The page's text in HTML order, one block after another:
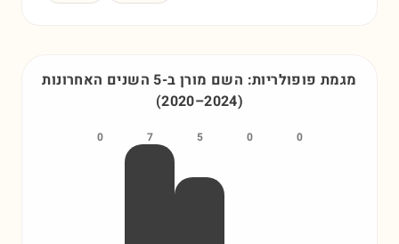
מגמת פופולריות: השם מורן ב-5 השנים האחרונות
(2020–2024)
0
0
5
7
0